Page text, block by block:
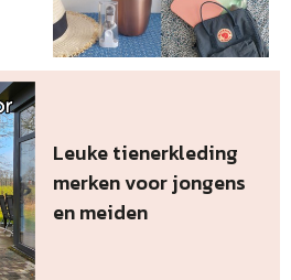
Leuke tienerkleding
merken voor jongens
en meiden